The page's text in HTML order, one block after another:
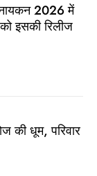
2026 में
इसकी रिलीज
की धूम, परिवार